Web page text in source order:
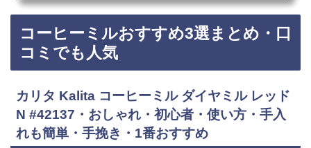
ー、ドン・キホーテ、デロンギ店舗などに売っています！Amazonや楽天
などインターネットサイトからも買うことができます！コーヒーメーカー
おすすめ3選パナソニック 全自動コーヒーメーカー ミル付き 沸騰浄水機能
デカフェ豆コース搭載 ブラック NC-A57-K…
コーヒーミルおすすめ3選まとめ・口
コミでも人気
カリタ Kalita コーヒーミル ダイヤミル レッド
N #42137・おしゃれ・初心者・使い方・手入
れも簡単・手挽き・1番おすすめ